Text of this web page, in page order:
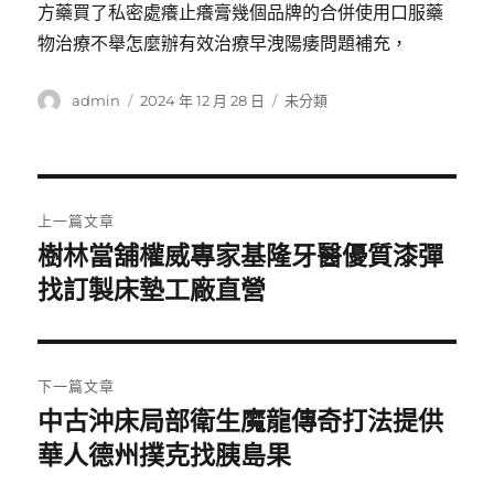
方藥買了私密處癢止癢膏幾個品牌的合併使用口服藥
物治療不舉怎麼辦有效治療早洩陽痿問題補充，
作
admin
發
2024 年 12 月 28 日
分
未分類
章
導
覽
上一篇文章
上
一
文
章:
樹林當舖權威專家基隆牙醫優質漆彈
找訂製床墊工廠直營
下一篇文章
下
一
中古沖床局部衛生魔龍傳奇打法提供
華人德州撲克找胰島果